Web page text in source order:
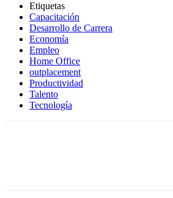
Etiquetas
Capacitación
Desarrollo de Carrera
Economía
Empleo
Home Office
outplacement
Productividad
Talento
Tecnología